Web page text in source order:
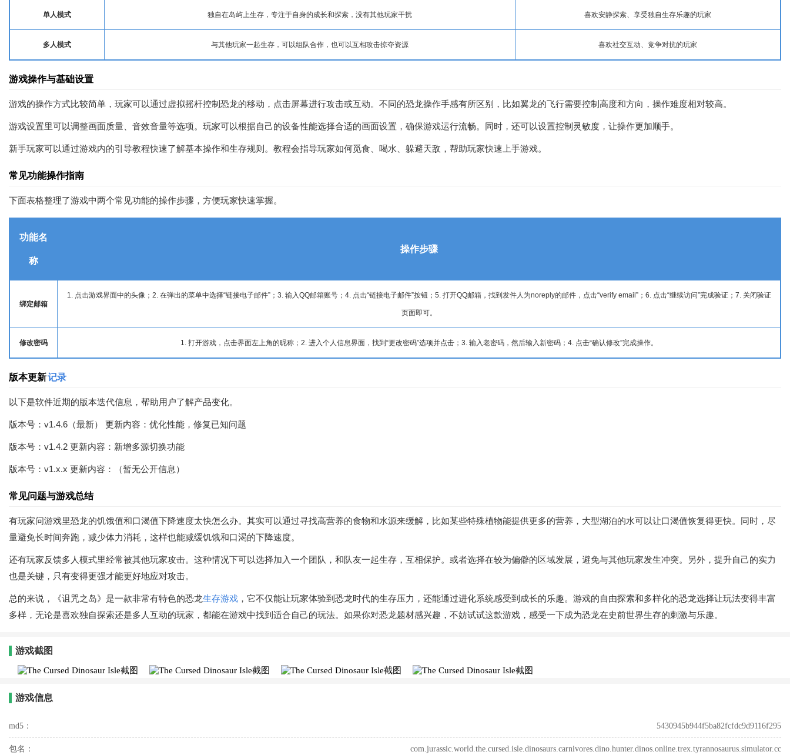
单人模式 独自在岛屿上生存，专注于自身的成长和探索，没有其他玩家干扰 喜欢安静探索、享受独自生存乐趣的玩家
多人模式 与其他玩家一起生存，可以组队合作，也可以互相攻击掠夺资源 喜欢社交互动、竞争对抗的玩家
游戏操作与基础设置
游戏的操作方式比较简单，玩家可以通过虚拟摇杆控制恐龙的移动，点击屏幕进行攻击或互动。不同的恐龙操作手感有所区别，比如翼龙的飞行需要控制高度和方向，操作难度相对较高。
游戏设置里可以调整画面质量、音效音量等选项。玩家可以根据自己的设备性能选择合适的画面设置，确保游戏运行流畅。同时，还可以设置控制灵敏度，让操作更加顺手。
新手玩家可以通过游戏内的引导教程快速了解基本操作和生存规则。教程会指导玩家如何觅食、喝水、躲避天敌，帮助玩家快速上手游戏。
常见功能操作指南
下面表格整理了游戏中两个常见功能的操作步骤，方便玩家快速掌握。
功能名
称
操作步骤
绑定邮箱
1. 点击游戏界面中的头像；2. 在弹出的菜单中选择“链接电子邮件”；3. 输入QQ邮箱账号；4. 点击“链接电子邮件”按钮；5. 打开QQ邮箱，找到发件人为noreply的邮件，点击“verify email”；6. 点击“继续访问”完成验证；7. 关闭验证
页面即可。
修改密码 1. 打开游戏，点击界面左上角的昵称；2. 进入个人信息界面，找到“更改密码”选项并点击；3. 输入老密码，然后输入新密码；4. 点击“确认修改”完成操作。
版本更新记录
以下是软件近期的版本迭代信息，帮助用户了解产品变化。
版本号：v1.4.6（最新） 更新内容：优化性能，修复已知问题
版本号：v1.4.2 更新内容：新增多源切换功能
版本号：v1.x.x 更新内容：（暂无公开信息）
常见问题与游戏总结
有玩家问游戏里恐龙的饥饿值和口渴值下降速度太快怎么办。其实可以通过寻找高营养的食物和水源来缓解，比如某些特殊植物能提供更多的营养，大型湖泊的水可以让口渴值恢复得更快。同时，尽
量避免长时间奔跑，减少体力消耗，这样也能减缓饥饿和口渴的下降速度。
还有玩家反馈多人模式里经常被其他玩家攻击。这种情况下可以选择加入一个团队，和队友一起生存，互相保护。或者选择在较为偏僻的区域发展，避免与其他玩家发生冲突。另外，提升自己的实力
也是关键，只有变得更强才能更好地应对攻击。
总的来说，《诅咒之岛》是一款非常有特色的恐龙生存游戏 ，它不仅能让玩家体验到恐龙时代的生存压力，还能通过进化系统感受到成长的乐趣。游戏的自由探索和多样化的恐龙选择让玩法变得丰富
多样，无论是喜欢独自探索还是多人互动的玩家，都能在游戏中找到适合自己的玩法。如果你对恐龙题材感兴趣，不妨试试这款游戏，感受一下成为恐龙在史前世界生存的刺激与乐趣。
游戏截图
游戏信息
md5： 5430945b944f5ba82fcfdc9d9116f295
包名： com.jurassic.world.the.cursed.isle.dinosaurs.carnivores.dino.hunter.dinos.online.trex.tyrannosaurus.simulator.cc